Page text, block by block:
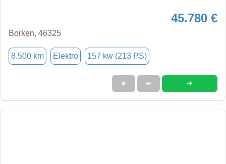
45.780 €
Borken, 46325
8.500 km Elektro 157 kw (213 PS)
★ ➦ ➜